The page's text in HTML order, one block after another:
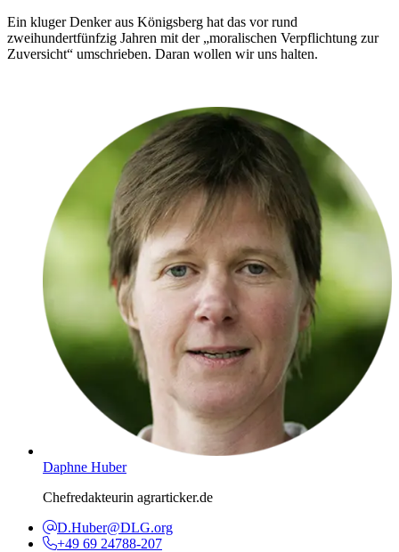
Ein kluger Denker aus Königsberg hat das vor rund
zweihundertfünfzig Jahren mit der „moralischen Verpflichtung zur
Zuversicht“ umschrieben. Daran wollen wir uns halten.
Daphne Huber
Chefredakteurin agrarticker.de
D.Huber@DLG.org
+49 69 24788-207